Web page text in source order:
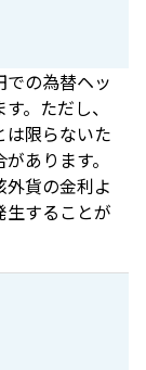
の為替ヘッ
。ただし、
は限らないた
あります。
外貨の金利よ
生することが